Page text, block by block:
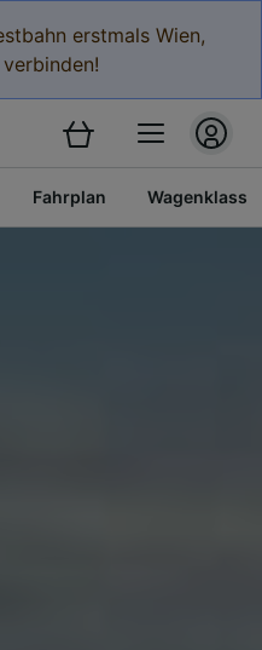
erstmals Wien,
Fahrplan